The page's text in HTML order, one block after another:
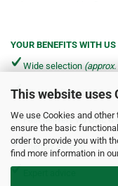
This website uses
We use Cookies and
ensure the basic
order to provide you with
find more information in
YOUR BENEFITS WITH US
Wide selection
Shipping from €4.90
Fast delivery via DHL &
Friendly service